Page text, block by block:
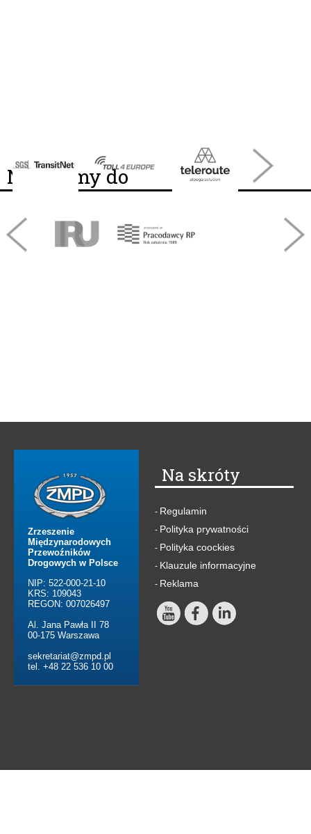
Należymy do
Zrzeszenie
Międzynarodowych
Przewoźników
Drogowych w Polsce
NIP: 522-000-21-10
KRS: 109043
REGON: 007026497
Al. Jana Pawła II 78
00-175 Warszawa
sekretariat@zmpd.pl
tel. +48 22 536 10 00
Na skróty
- Regulamin
- Polityka prywatności
- Polityka coockies
- Klauzule informacyjne
- Reklama